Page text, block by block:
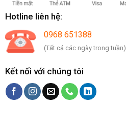
Hotline liên hệ:
0968 651388
(Tất cả các ngày trong tuần)
Kết nối với chúng tôi